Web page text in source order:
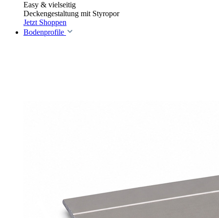
Easy & vielseitig
Deckengestaltung mit Styropor
Jetzt Shoppen
Bodenprofile